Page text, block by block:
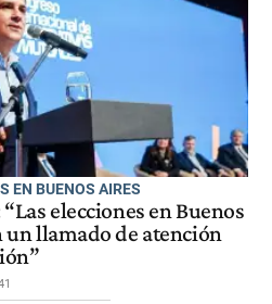
EN BUENOS AIRES
elecciones en Buenos
un llamado de atención